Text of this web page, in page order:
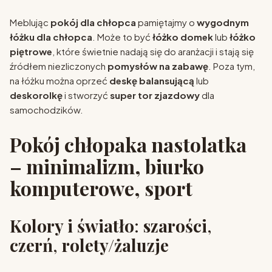
Meblując pokój dla chłopca pamiętajmy o wygodnym
łóżku dla chłopca . Może to być łóżko domeklub łóżko
piętrowe , które świetnie nadają się do aranżacji i stają się
źródłem niezliczonych pomysłów na zabawę . Poza tym,
na łóżku można oprzeć deskę balansującą lub
deskorolkęi stworzyć super tor zjazdowydla
samochodzików.
Pokój chłopaka nastolatka
– minimalizm, biurko
komputerowe, sport
Kolory i światło: szarości,
czerń, rolety/żaluzje